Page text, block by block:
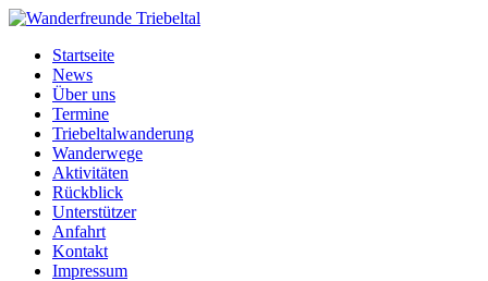
Startseite
News
Über uns
Termine
Triebeltalwanderung
Wanderwege
Aktivitäten
Rückblick
Unterstützer
Anfahrt
Kontakt
Impressum